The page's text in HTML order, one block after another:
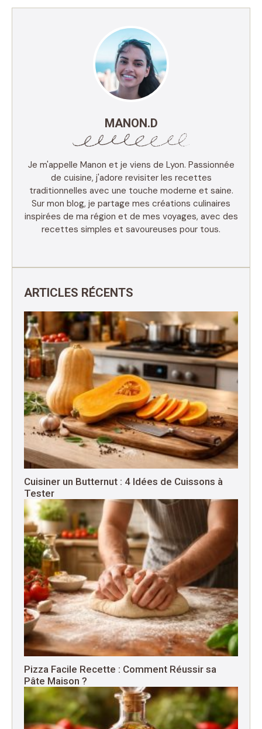
MANON.D
Je m'appelle Manon et je viens de Lyon. Passionnée
de cuisine, j'adore revisiter les recettes
traditionnelles avec une touche moderne et saine.
Sur mon blog, je partage mes créations culinaires
inspirées de ma région et de mes voyages, avec des
recettes simples et savoureuses pour tous.
ARTICLES RÉCENTS
Cuisiner un Butternut : 4 Idées de Cuissons à
Tester
Pizza Facile Recette : Comment Réussir sa
Pâte Maison ?